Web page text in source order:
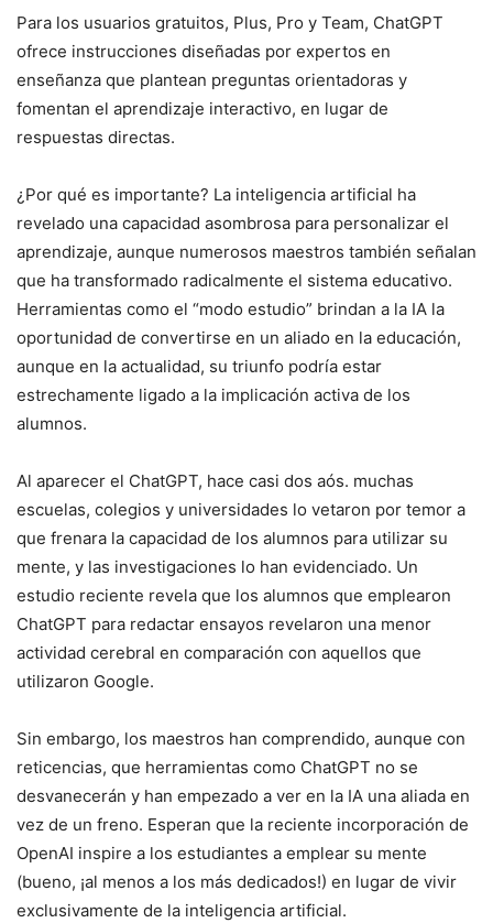
Para los usuarios gratuitos, Plus, Pro y Team, ChatGPT
ofrece instrucciones diseñadas por expertos en
enseñanza que plantean preguntas orientadoras y
fomentan el aprendizaje interactivo, en lugar de
respuestas directas.
¿Por qué es importante? La inteligencia artificial ha
revelado una capacidad asombrosa para personalizar el
aprendizaje, aunque numerosos maestros también señalan
que ha transformado radicalmente el sistema educativo.
Herramientas como el “modo estudio” brindan a la IA la
oportunidad de convertirse en un aliado en la educación,
aunque en la actualidad, su triunfo podría estar
estrechamente ligado a la implicación activa de los
alumnos.
Al aparecer el ChatGPT, hace casi dos aós. muchas
escuelas, colegios y universidades lo vetaron por temor a
que frenara la capacidad de los alumnos para utilizar su
mente, y las investigaciones lo han evidenciado. Un
estudio reciente revela que los alumnos que emplearon
ChatGPT para redactar ensayos revelaron una menor
actividad cerebral en comparación con aquellos que
utilizaron Google.
Sin embargo, los maestros han comprendido, aunque con
reticencias, que herramientas como ChatGPT no se
desvanecerán y han empezado a ver en la IA una aliada en
vez de un freno. Esperan que la reciente incorporación de
OpenAI inspire a los estudiantes a emplear su mente
(bueno, ¡al menos a los más dedicados!) en lugar de vivir
exclusivamente de la inteligencia artificial.